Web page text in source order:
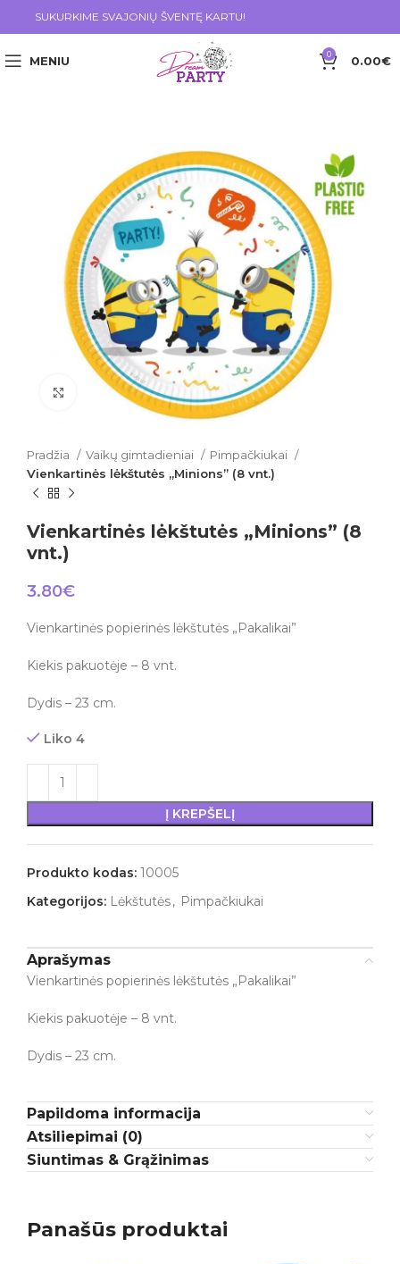
SUKURKIME SVAJONIŲ ŠVENTĘ KARTU!
MENIU 0 0.00€
Click to enlarge
Pradžia Vaikų gimtadieniai
Pimpačkiukai
Vienkartinės lėkštutės „Minions” (8 vnt.)
Vienkartinės lėkštutės „Minions” (8
vnt.)
3.80€
Vienkartinės popierinės lėkštutės „Pakalikai”
Kiekis pakuotėje – 8 vnt.
Dydis – 23 cm.
Liko 4
Į KREPŠELĮ
Produkto kodas: 10005
Kategorijos: Lėkštutės, Pimpačkiukai
Aprašymas
Vienkartinės popierinės lėkštutės „Pakalikai”
Kiekis pakuotėje – 8 vnt.
Dydis – 23 cm.
Papildoma informacija
Atsiliepimai (0)
Siuntimas & Grąžinimas
Panašūs produktai